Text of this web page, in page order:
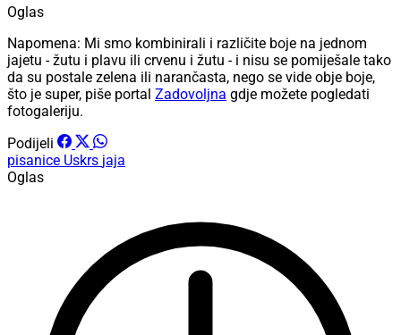
Oglas
Napomena: Mi smo kombinirali i različite boje na jednom
jajetu - žutu i plavu ili crvenu i žutu - i nisu se pomiješale tako
da su postale zelena ili narančasta, nego se vide obje boje,
što je super, piše portal Zadovoljna gdje možete pogledati
fotogaleriju.
Podijeli
pisanice Uskrs jaja
Oglas